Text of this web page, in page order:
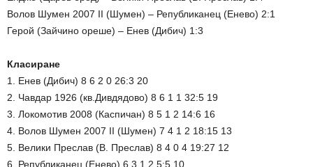
Волов Шумен 2007 II (Шумен) – Републиканец (Енево) 2:1
Герой (Зайчино ореше) – Енев (Дибич) 1:3
Класиране
1. Енев (Дибич) 8 6 2 0 26:3 20
2. Чавдар 1926 (кв.Дивдядово) 8 6 1 1 32:5 19
3. Локомотив 2008 (Каспичан) 8 5 1 2 14:6 16
4. Волов Шумен 2007 II (Шумен) 7 4 1 2 18:15 13
5. Велики Преслав (В. Преслав) 8 4 0 4 19:27 12
6. Републиканец (Енево) 6 3 1 2 5:5 10